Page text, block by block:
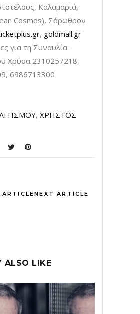
Καλαμαριά,
Cosmos), Σάρωθρον
, goldmall.gr
για τη Συναυλία:
Χρύσα 2310257218,
6986713300
, ΧΡΗΣΤΟΣ
ARTICLENEXT ARTICLE
ALSO LIKE